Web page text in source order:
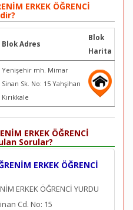
ERKEK ÖĞRENCİ
Blok Adres
Blok
Harita
Yenişehir mh. Mimar
Sinan Sk. No: 15 Yahşihan
Kırıkkale
ERKEK ÖĞRENCİ
Sorular?
ERKEK ÖĞRENCİ
ERKEK ÖĞRENCİ YURDU
Cd. No: 15